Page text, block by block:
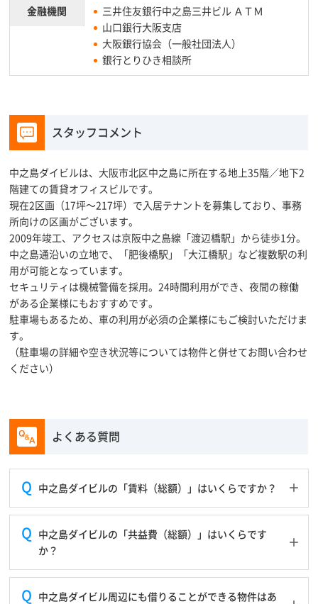
金融機関
三井住友銀行中之島三井ビル ＡＴＭ
山口銀行大阪支店
大阪銀行協会（一般社団法人）
銀行とりひき相談所
スタッフコメント
中之島ダイビルは、大阪市北区中之島に所在する地上35階／地下2
階建ての賃貸オフィスビルです。
現在2区画（17坪～217坪）で入居テナントを募集しており、事務
所向けの区画がございます。
2009年竣工、アクセスは京阪中之島線「渡辺橋駅」から徒歩1分。
中之島通沿いの立地で、「肥後橋駅」「大江橋駅」など複数駅の利
用が可能となっています。
セキュリティは機械警備を採用。24時間利用ができ、夜間の稼働
がある企業様にもおすすめです。
駐車場もあるため、車の利用が必須の企業様にもご検討いただけま
す。
（駐車場の詳細や空き状況等については物件と併せてお問い合わせ
ください）
よくある質問
中之島ダイビルの「賃料（総額）」はいくらですか？
中之島ダイビルの「共益費（総額）」はいくらです
か？
中之島ダイビル周辺にも借りることができる物件はあ